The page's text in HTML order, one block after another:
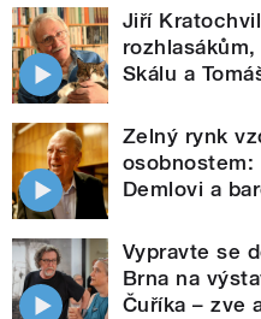
Jiří
Skálu a
Zelný rynk
osobnostem:
Demlovi a
Vypravte se
Brna na
Čuříka – zve